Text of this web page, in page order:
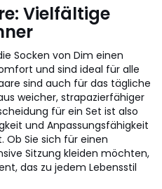
Vielfältige
Socken von Dim einen
und sind ideal für alle
sind auch für das tägliche
weicher, strapazierfähiger
für ein Set ist also
und Anpassungsfähigkeit
Ob Sie sich für einen
Sitzung kleiden möchten,
das zu jedem Lebensstil